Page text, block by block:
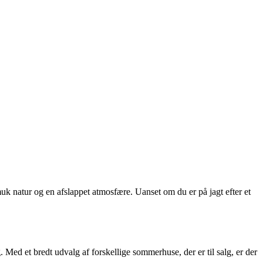
natur og en afslappet atmosfære. Uanset om du er på jagt efter et
et bredt udvalg af forskellige sommerhuse, der er til salg, er der